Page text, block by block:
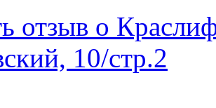
отзыв о
10/стр.2